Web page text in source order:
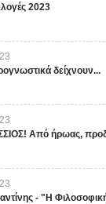
2023
δείχνουν...
Από ήρωας,
- "Η